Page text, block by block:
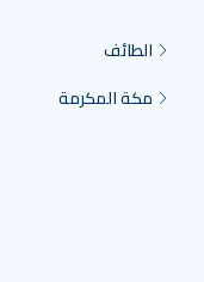
الطائف
مكة المكرمة